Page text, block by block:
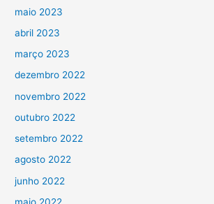
maio 2023
abril 2023
março 2023
dezembro 2022
novembro 2022
outubro 2022
setembro 2022
agosto 2022
junho 2022
maio 2022